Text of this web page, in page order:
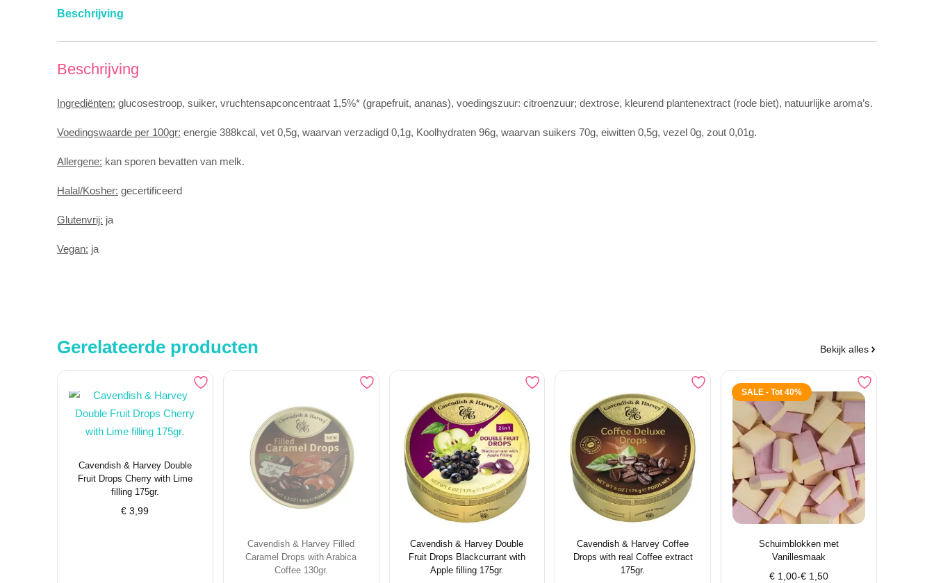
Beschrijving
Beschrijving
Ingrediënten: glucosestroop, suiker, vruchtensapconcentraat 1,5%* (grapefruit, ananas), voedingszuur: citroenzuur; dextrose, kleurend plantenextract (rode biet), natuurlijke aroma’s.
Voedingswaarde per 100gr: energie 388kcal, vet 0,5g, waarvan verzadigd 0,1g, Koolhydraten 96g, waarvan suikers 70g, eiwitten 0,5g, vezel 0g, zout 0,01g.
Allergene: kan sporen bevatten van melk.
Halal/Kosher: gecertificeerd
Glutenvrij: ja
Vegan: ja
Gerelateerde producten Bekijk alles
Cavendish & Harvey Double
Fruit Drops Cherry with Lime
filling 175gr.
€ 3,99
Cavendish & Harvey Filled
Caramel Drops with Arabica
Coffee 130gr.
Cavendish & Harvey Double
Fruit Drops Blackcurrant with
Apple filling 175gr.
Cavendish & Harvey Coffee
Drops with real Coffee extract
175gr.
SALE - Tot 40%
Schuimblokken met
Vanillesmaak
€ 1,00-€ 1,50
Prijsklasse: